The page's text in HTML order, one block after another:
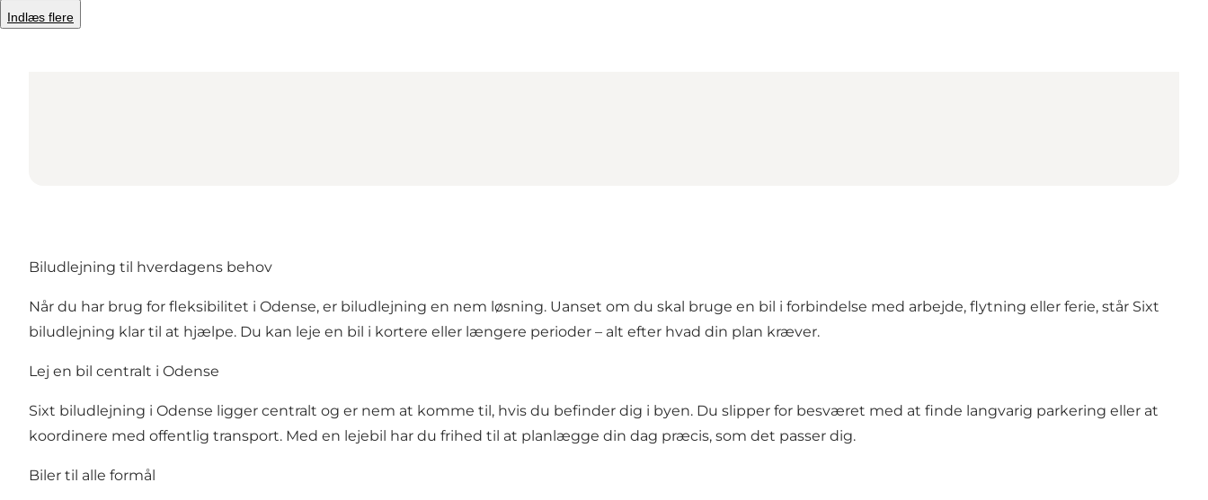
Indlæs flere
Biludlejning til hverdagens behov
Når du har brug for fleksibilitet i Odense, er biludlejning en nem løsning. Uanset om du skal bruge en bil i forbindelse med arbejde, flytning eller ferie, står Sixt
biludlejning klar til at hjælpe. Du kan leje en bil i kortere eller længere perioder – alt efter hvad din plan kræver.
Lej en bil centralt i Odense
Sixt biludlejning i Odense ligger centralt og er nem at komme til, hvis du befinder dig i byen. Du slipper for besværet med at finde langvarig parkering eller at
koordinere med offentlig transport. Med en lejebil har du frihed til at planlægge din dag præcis, som det passer dig.
Biler til alle formål